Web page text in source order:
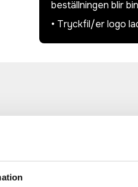
beställningen blir
• Tryckfil/er logo
mailen?